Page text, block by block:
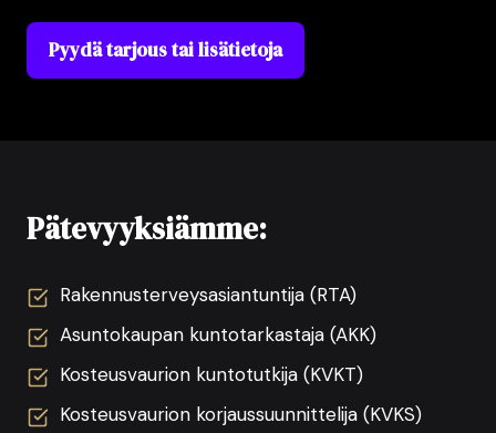
Pyydä tarjous tai lisätietoja
Pätevyyksiämme:
Rakennusterveysasiantuntija (RTA)
Asuntokaupan kuntotarkastaja (AKK)
Kosteusvaurion kuntotutkija (KVKT)
Kosteusvaurion korjaussuunnittelija (KVKS)